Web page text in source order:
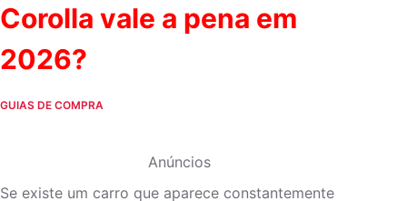
Corolla vale a pena em
2026?
GUIAS DE COMPRA
Anúncios
Se existe um carro que aparece constantemente